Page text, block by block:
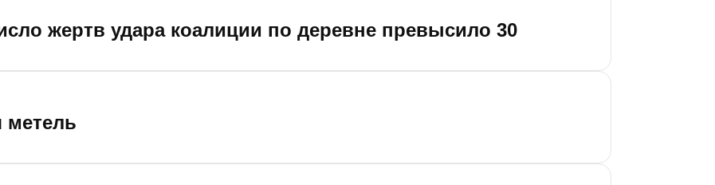
жертв удара коалиции по деревне превысило 30
метель